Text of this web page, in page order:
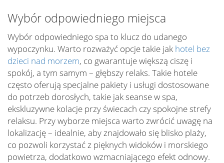
Wybór odpowiedniego miejsca
Wybór odpowiedniego spa to klucz do udanego
wypoczynku. Warto rozważyć opcje takie jak hotel bez
dzieci nad morzem, co gwarantuje większą ciszę i
spokój, a tym samym – głębszy relaks. Takie hotele
często oferują specjalne pakiety i usługi dostosowane
do potrzeb dorosłych, takie jak seanse w spa,
ekskluzywne kolacje przy świecach czy spokojne strefy
relaksu. Przy wyborze miejsca warto zwrócić uwagę na
lokalizację – idealnie, aby znajdowało się blisko plaży,
co pozwoli korzystać z pięknych widoków i morskiego
powietrza, dodatkowo wzmacniającego efekt odnowy.